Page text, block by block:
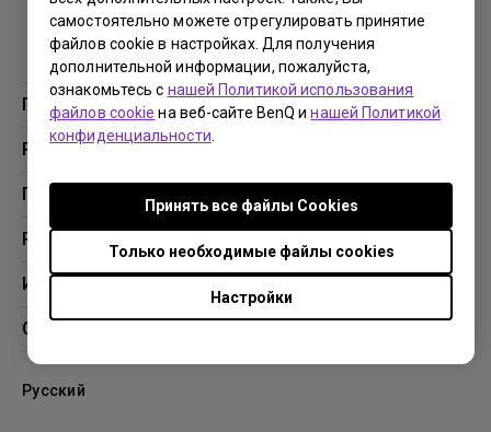
самостоятельно можете отрегулировать принятие
файлов cookie в настройках. Для получения
дополнительной информации, пожалуйста,
ознакомьтесь с нашей Политикой использования
файлов cookie на веб-сайте BenQ инашей Политикой
конфиденциальности
Настройки
Только необходимые файлы cookies
Принять все файлы Сookies
Продукция
Проекторы
Решения
Образование
Поддержка
Поддержка
Ресурсы
Проекционный калькулятор
Информация
BenQ AQCOLOR
О компании BenQ
Профиль компании
Новости
Русский